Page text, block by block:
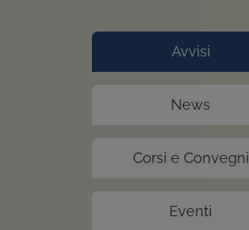
Avvisi
News
Corsi e Convegni
Eventi